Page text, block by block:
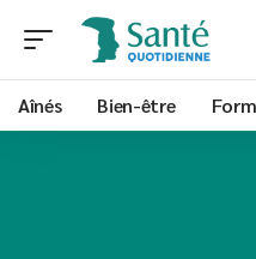
Aînés Bien-être